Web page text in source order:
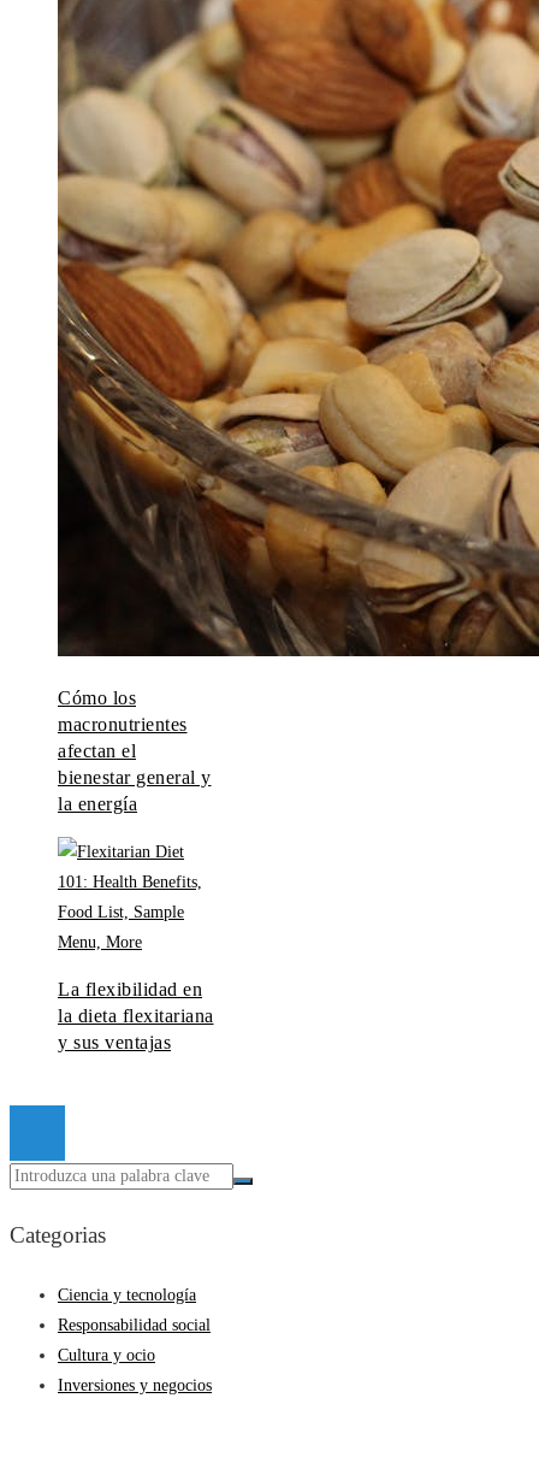
Cómo los
macronutrientes
afectan el
bienestar general y
la energía
La flexibilidad en
la dieta flexitariana
y sus ventajas
Categorias
Ciencia y tecnología
Responsabilidad social
Cultura y ocio
Inversiones y negocios